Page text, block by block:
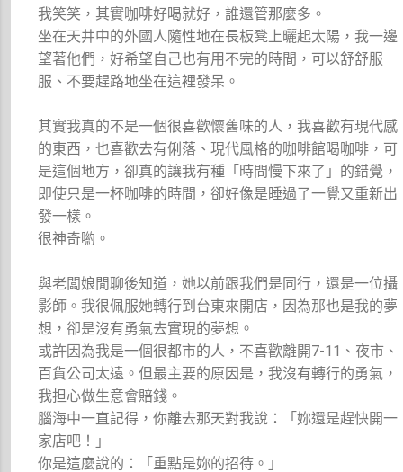
我笑笑，其實咖啡好喝就好，誰還管那麼多。
坐在天井中的外國人隨性地在長板凳上曬起太陽，我一邊
望著他們，好希望自己也有用不完的時間，可以舒舒服
服、不要趕路地坐在這裡發呆。
其實我真的不是一個很喜歡懷舊味的人，我喜歡有現代感
的東西，也喜歡去有俐落、現代風格的咖啡館喝咖啡，可
是這個地方，卻真的讓我有種「時間慢下來了」的錯覺，
即使只是一杯咖啡的時間，卻好像是睡過了一覺又重新出
發一樣。
很神奇喲。
與老闆娘閒聊後知道，她以前跟我們是同行，還是一位攝
影師。我很佩服她轉行到台東來開店，因為那也是我的夢
想，卻是沒有勇氣去實現的夢想。
或許因為我是一個很都市的人，不喜歡離開7-11、夜市、
百貨公司太遠。但最主要的原因是，我沒有轉行的勇氣，
我担心做生意會賠錢。
腦海中一直記得，你離去那天對我說：「妳還是趕快開一
家店吧！」
你是這麼說的：「重點是妳的招待。」